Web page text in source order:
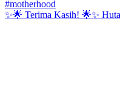
✨🌟 Terima Kasih! 🌟✨